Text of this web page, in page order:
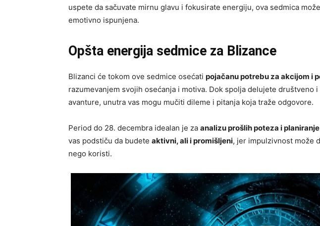
uspete da sačuvate mirnu glavu i fokusirate energiju, ova sedmica
emotivno ispunjena.
Opšta energija sedmice za Blizance
Blizanci će tokom ove sedmice osećati pojačanu potrebu za akcijom i
razumevanjem svojih osećanja i motiva. Dok spolja delujete društveno
avanture, unutra vas mogu mučiti dileme i pitanja koja traže odgovore.
Period do 28. decembra idealan je za analizu prošlih poteza i
vas podstiču da budete aktivni, ali i promišljeni, jer impulzivnost može
nego koristi.